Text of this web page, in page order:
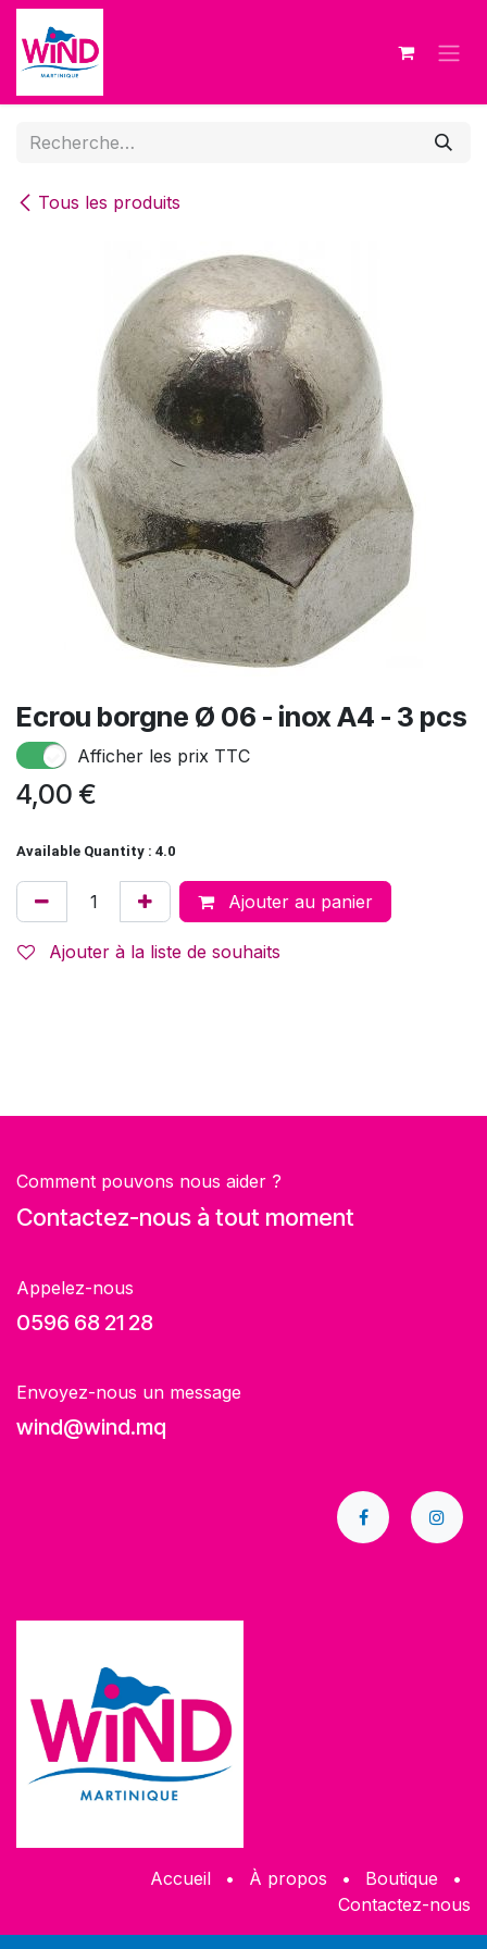
Se rendre au contenu
Tous les produits
Ecrou borgne Ø 06 - inox A4 - 3 pcs
Afficher les prix TTC
4,00 €
Available Quantity : 4.0
Ajouter au panier
Ajouter à la liste de souhaits
Comment pouvons nous aider ?
Contactez-nous à tout moment
Appelez-nous
0596 68 21 28
Envoyez-nous un message
wind@wind.mq
Accueil • À propos • ​Boutique
•
Contactez-nous